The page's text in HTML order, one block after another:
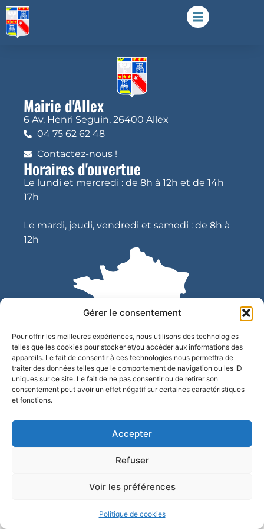
Gérer le consentement
Pour offrir les meilleures expériences, nous utilisons des technologies
telles que les cookies pour stocker et/ou accéder aux informations des
appareils. Le fait de consentir à ces technologies nous permettra de
traiter des données telles que le comportement de navigation ou les ID
uniques sur ce site. Le fait de ne pas consentir ou de retirer son
consentement peut avoir un effet négatif sur certaines caractéristiques
et fonctions.
Accepter
Refuser
Voir les préférences
Politique de cookies
Mairie d'Allex
6 Av. Henri Seguin, 26400 Allex
04 75 62 62 48
Contactez-nous !
Horaires d'ouvertue
Le lundi et mercredi : de 8h à 12h et de 14h
17h
Le mardi, jeudi, vendredi et samedi : de 8h à
12h
AccessibilitéConfidentialitéMentions légales
Plan du site